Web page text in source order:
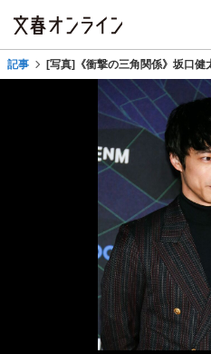
記事 [写真]《衝撃の三角関係》坂口